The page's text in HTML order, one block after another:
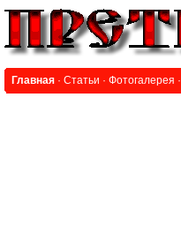
Главная · Статьи · Фотогалерея ·